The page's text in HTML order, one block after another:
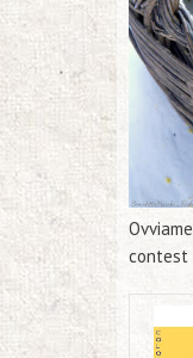
contest